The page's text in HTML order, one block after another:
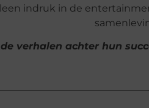
indruk in de
verhalen achter hun